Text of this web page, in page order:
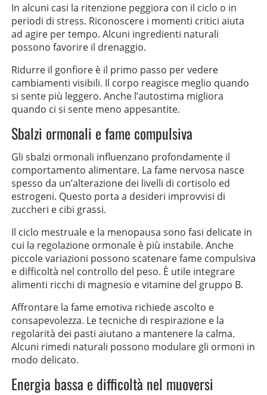
In alcuni casi la ritenzione peggiora con il ciclo o in
periodi di stress. Riconoscere i momenti critici aiuta
ad agire per tempo. Alcuni ingredienti naturali
possono favorire il drenaggio.
Ridurre il gonfiore è il primo passo per vedere
cambiamenti visibili. Il corpo reagisce meglio quando
si sente più leggero. Anche l’autostima migliora
quando ci si sente meno appesantite.
Sbalzi ormonali e fame compulsiva
Gli sbalzi ormonali influenzano profondamente il
comportamento alimentare. La fame nervosa nasce
spesso da un’alterazione dei livelli di cortisolo ed
estrogeni. Questo porta a desideri improvvisi di
zuccheri e cibi grassi.
Il ciclo mestruale e la menopausa sono fasi delicate in
cui la regolazione ormonale è più instabile. Anche
piccole variazioni possono scatenare fame compulsiva
e difficoltà nel controllo del peso. È utile integrare
alimenti ricchi di magnesio e vitamine del gruppo B.
Affrontare la fame emotiva richiede ascolto e
consapevolezza. Le tecniche di respirazione e la
regolarità dei pasti aiutano a mantenere la calma.
Alcuni rimedi naturali possono modulare gli ormoni in
modo delicato.
Energia bassa e difficoltà nel muoversi